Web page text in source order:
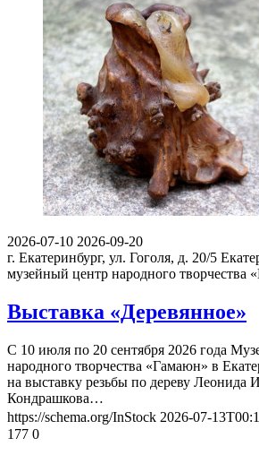
2026-07-10 2026-09-20
г. Екатеринбург, ул. Гоголя, д. 20/5
музейный центр народного творчества
Выставка «Деревянное»
С 10 июля по 20 сентября 2026 года
народного творчества «Гамаюн» в
на выставку резьбы по дереву Леонида
Кондрашкова…
https://schema.org/InStock 2026-07-
177 0